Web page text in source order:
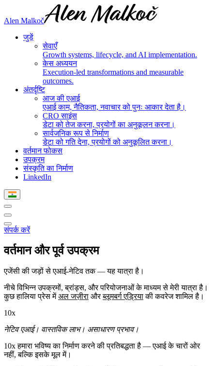
Alen Malkoč
जुड़ें
सेवाएँ
Growth systems, lifecycle, and AI implementation.
केस अध्ययन
Execution-led transformations and measurable
outcomes.
अंतर्दृष्टि
आज की एआई
एआई काम, नैतिकता, नवाचार को पुनः आकार देता है।
CRO साइंस
डेटा को तेज करना, प्रयोगों का अनुकूलन करना।
सार्वजनिक रूप से निर्माण
डेटा को गति देना, प्रयोगों को अनुकूलित करना।
वर्तमान फोकस
उपक्रम
संस्कृति का निर्माण
LinkedIn
संपर्क करें
वर्तमान और पूर्व उपक्रम
एजेंसी की जड़ों से एआई-नेटिव तक — यह यात्रा है।
नीचे विभिन्न उपक्रमों, ब्रांड्स, और परियोजनाओं के माध्यम से मेरी यात्रा है।
कुछ हालिया प्रेस मेंअल जज़ीरा औरब्लूमबर्ग एड्रियाकी कवरेज शामिल है।
10x
नेटिव एआई। वास्तविक लाभ। असाधारण प्रभाव।
10x हमारा भविष्य का निर्माण करने की प्रतिबद्धता है — एआई के चारों ओर
नहीं, बल्किइसके मूल में।